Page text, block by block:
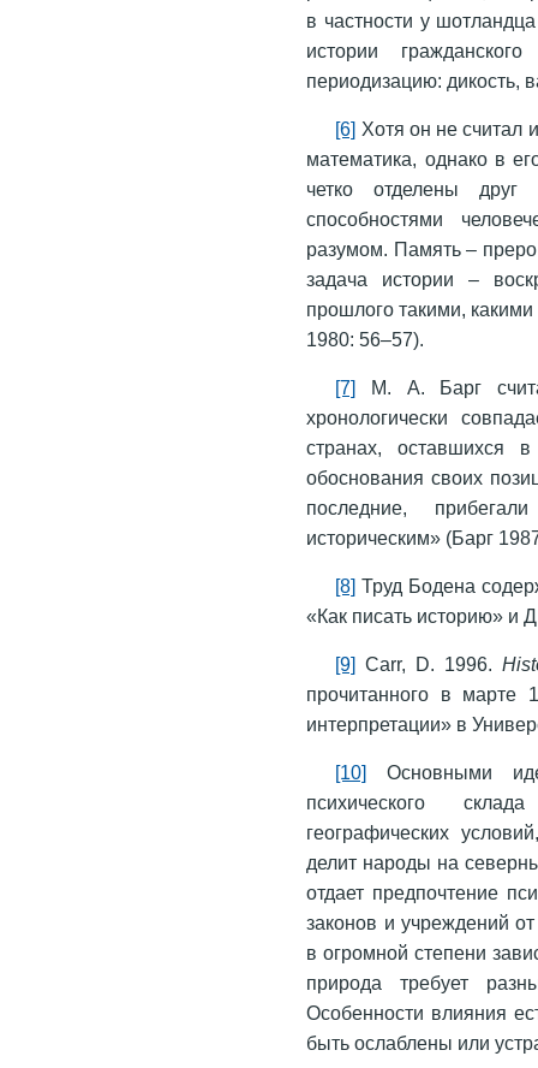
в частности у
истории
периодизацию: дикость,
[6] Хотя он не считал
математика, однако в
четко отделены друг
способностями
разумом. Память –
задача истории –
прошлого такими,
1980: 56–57).
[7] М. А. Барг
хронологически
странах, оставшихся
обоснования своих
последние,
историческим» (Барг
[8] Труд Бодена
«Как писать историю» и
[9] Carr, D. 1996.
прочитанного в марте
интерпретации» в
[10] Основными
психического
географических
делит народы на
отдает предпочтение
законов и учреждений
в огромной степени
природа требует
Особенности влияния
быть ослаблены или